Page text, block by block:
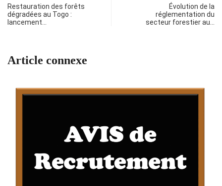
Restauration des forêts
dégradées au Togo :
lancement…
Évolution de la
réglementation du
secteur forestier au…
Article connexe